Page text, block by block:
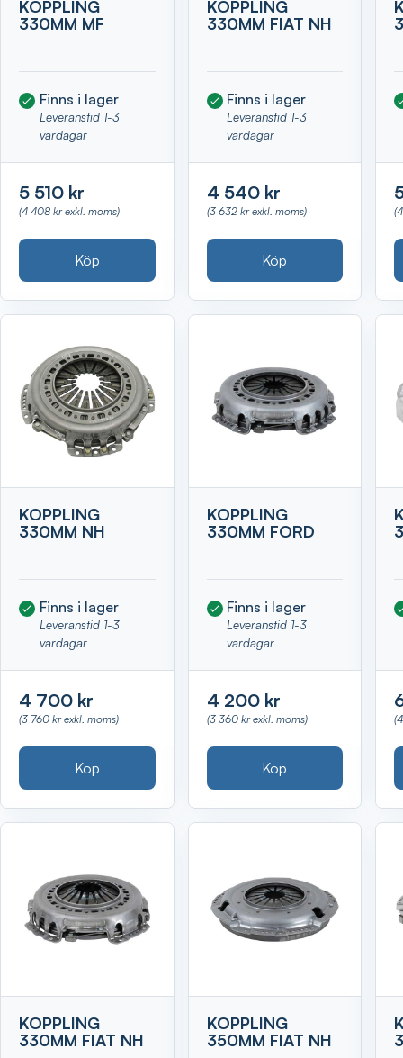
KOPPLING
330MM MF
Finns i lager
Leveranstid 1-3
vardagar
5 510 kr
(4 408 kr exkl. moms)
Köp
KOPPLING
330MM FIAT NH
Finns i lager
Leveranstid 1-3
vardagar
4 540 kr
(3 632 kr exkl. moms)
Köp
KOPPLING
330MM NH
Finns i lager
Leveranstid 1-3
vardagar
4 700 kr
(3 760 kr exkl. moms)
Köp
KOPPLING
330MM FORD
Finns i lager
Leveranstid 1-3
vardagar
4 200 kr
(3 360 kr exkl. moms)
Köp
KOPPLING
330MM FIAT NH
KOPPLING
350MM FIAT NH